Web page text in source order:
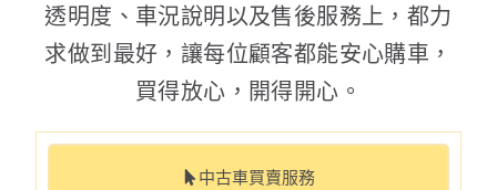
透明度、車況說明以及售後服務上，都力
求做到最好，讓每位顧客都能安心購車，
買得放心，開得開心。
中古車買賣服務